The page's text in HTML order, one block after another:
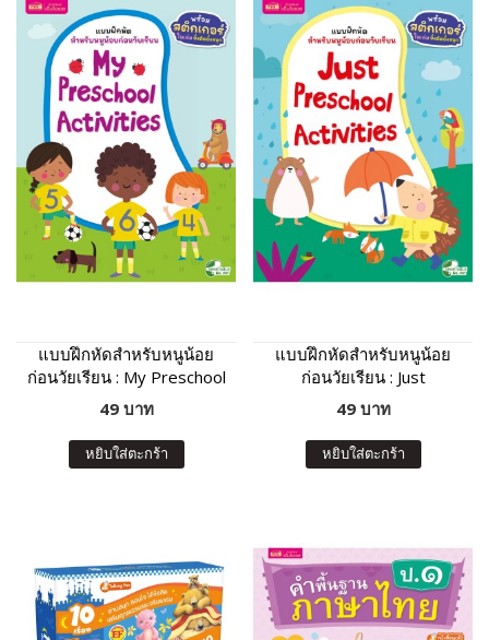
แบบฝึกหัดสำหรับหนูน้อย
ก่อนวัยเรียน : My Preschool
Activities
49 บาท
หยิบใส่ตะกร้า
แบบฝึกหัดสำหรับหนูน้อย
ก่อนวัยเรียน : Just
Preschool Activities
49 บาท
หยิบใส่ตะกร้า